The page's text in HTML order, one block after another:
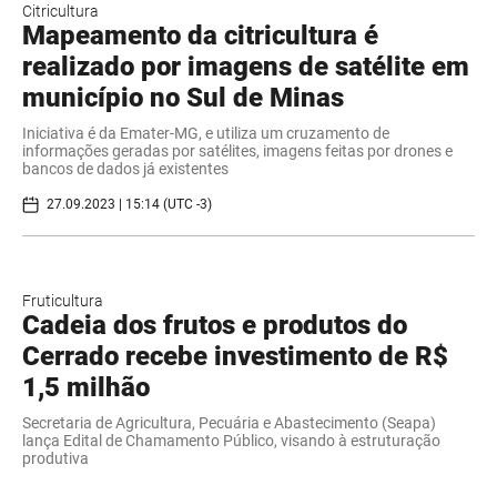
Citricultura
Mapeamento da citricultura é
realizado por imagens de satélite em
município no Sul de Minas
Iniciativa é da Emater-MG, e utiliza um cruzamento de
informações geradas por satélites, imagens feitas por drones e
bancos de dados já existentes
27.09.2023 | 15:14 (UTC -3)
Fruticultura
Cadeia dos frutos e produtos do
Cerrado recebe investimento de R$
1,5 milhão
Secretaria de Agricultura, Pecuária e Abastecimento (Seapa)
lança Edital de Chamamento Público, visando à estruturação
produtiva